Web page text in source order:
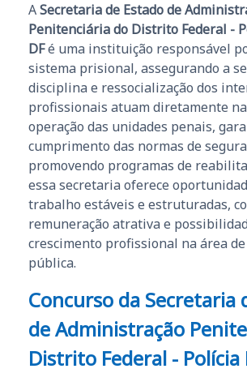
ASecretaria de Estado de
Penitenciária do Distrito Federal -
DFé uma instituição responsável
sistema prisional, assegurando a
disciplina e ressocialização dos
profissionais atuam diretamente
operação das unidades penais,
cumprimento das normas de
promovendo programas de
essa secretaria oferece
trabalho estáveis e estruturadas,
remuneração atrativa e
crescimento profissional na área
pública.
Concurso da Secretaria
de Administração
Distrito Federal - Polícia